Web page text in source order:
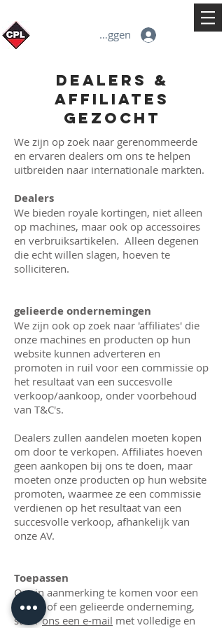
Inloggen
DEALERS &
Affiliates
GEZOCHT
We zijn op zoek naar gerenommeerde
en ervaren dealers om ons te helpen
uitbreiden naar internationale markten.
Dealers
We bieden royale kortingen, niet alleen
op machines, maar ook op accessoires
en verbruiksartikelen. Alleen degenen
die echt willen slagen, hoeven te
solliciteren.
gelieerde ondernemingen
We zijn ook op zoek naar 'affiliates' die
onze machines en producten op hun
website kunnen adverteren en
promoten in ruil voor een commissie op
het resultaat van een succesvolle
verkoop/aankoop, onder voorbehoud
van T&C's.
Dealers zullen aandelen moeten kopen
om door te verkopen. Affiliates hoeven
geen aankopen bij ons te doen, maar
moeten onze producten op hun website
promoten, waarmee ze een commissie
verdienen op het resultaat van een
succesvolle verkoop, afhankelijk van
onze AV.
Toepassen
Om in aanmerking te komen voor een
dealer of een gelieerde onderneming,
stuurons een e-mail met volledige en